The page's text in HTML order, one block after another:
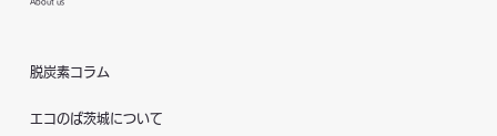
脱炭素コラム
エコのば茨城について